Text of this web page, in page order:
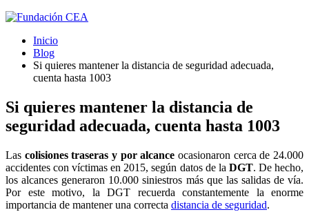
Inicio
Blog
Si quieres mantener la distancia de seguridad adecuada,
cuenta hasta 1003
Si quieres mantener la distancia de
seguridad adecuada, cuenta hasta 1003
Las colisiones traseras y por alcance ocasionaron cerca de 24.000
accidentes con víctimas en 2015, según datos de la DGT. De hecho,
los alcances generaron 10.000 siniestros más que las salidas de vía.
Por este motivo, la DGT recuerda constantemente la enorme
importancia de mantener una correcta distancia de seguridad.